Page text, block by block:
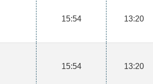
15:54 13:20
15:54 13:20